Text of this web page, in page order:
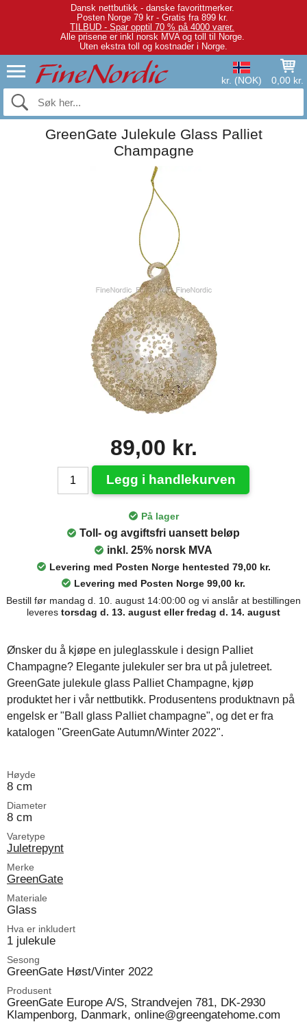
Dansk nettbutikk - danske favorittmerker.
Posten Norge 79 kr - Gratis fra 899 kr.
TILBUD - Spar opptil 70 % på 4000 varer.
Alle prisene er inkl norsk MVA og toll til Norge.
Uten ekstra toll og kostnader i Norge.
kr. (NOK) 0,00 kr.
GreenGate Julekule Glass Palliet
Champagne
89,00 kr.
Legg i handlekurven
På lager
Toll- og avgiftsfri uansett beløp
inkl. 25% norsk MVA
Levering med Posten Norge hentested 79,00 kr.
Levering med Posten Norge 99,00 kr.
Bestill før mandag d. 10. august 14:00:00 og vi anslår at bestillingen
leveres torsdag d. 13. august eller fredag d. 14. august
Ønsker du å kjøpe en juleglasskule i design Palliet
Champagne? Elegante julekuler ser bra ut på juletreet.
GreenGate julekule glass Palliet Champagne, kjøp
produktet her i vår nettbutikk. Produsentens produktnavn på
engelsk er "Ball glass Palliet champagne", og det er fra
katalogen "GreenGate Autumn/Winter 2022".
Høyde
8 cm
Diameter
8 cm
Varetype
Juletrepynt
Merke
GreenGate
Materiale
Glass
Hva er inkludert
1 julekule
Sesong
GreenGate Høst/Vinter 2022
Produsent
GreenGate Europe A/S, Strandvejen 781, DK-2930
Klampenborg, Danmark, online@greengatehome.com